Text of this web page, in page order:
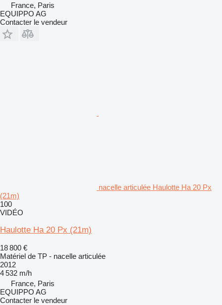
France, Paris
EQUIPPO AG
Contacter le vendeur
nacelle articulée Haulotte Ha 20 Px
(21m)
100
VIDÉO
Haulotte Ha 20 Px (21m)
18 800 €
Matériel de TP - nacelle articulée
2012
4 532 m/h
France, Paris
EQUIPPO AG
Contacter le vendeur